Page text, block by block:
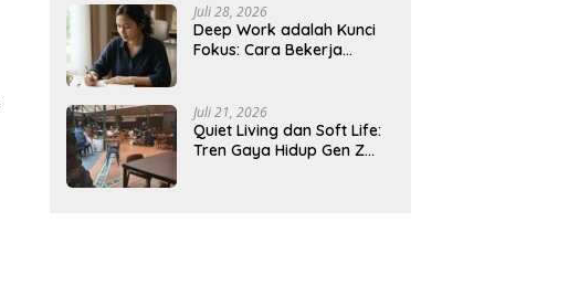
Juli 28, 2026
Deep Work adalah Kunci
Fokus: Cara Bekerja
Juli 21, 2026
Quiet Living dan Soft Life:
Tren Gaya Hidup Gen Z